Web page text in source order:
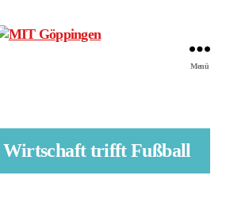
Menü
Wirtschaft trifft Fußball